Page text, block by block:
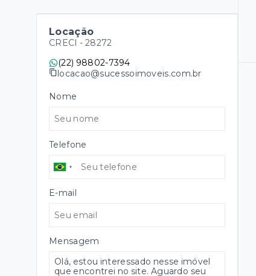
Locação
CRECI - 28272
(22) 98802-7394
locacao@sucessoimoveis.com.br
Nome
Telefone
E-mail
Mensagem